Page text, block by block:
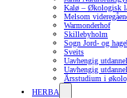
Kalø – Økologisk
Melsom
Warmonderhof
Skillebyholm
Sogn Jord- og
Sveits
Uavhengig
Uavhengig
Årsstudium i
HERBA